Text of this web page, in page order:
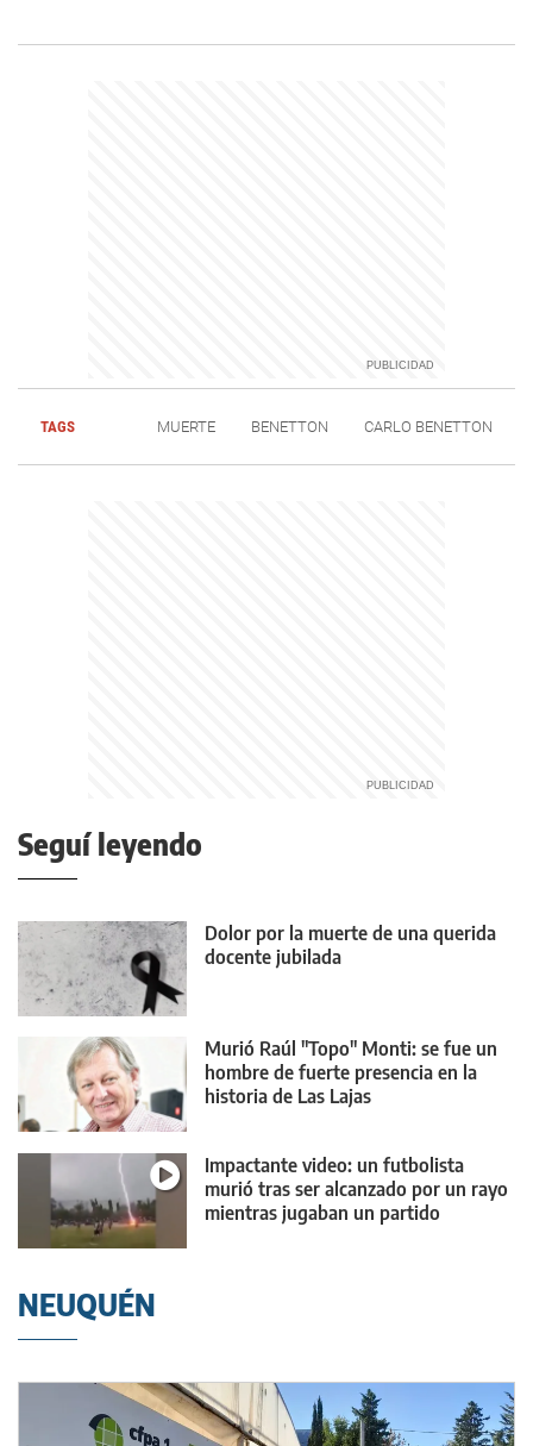
TAGS MUERTE BENETTON CARLO BENETTON
Seguí leyendo
Dolor por la muerte de una querida
docente jubilada
Murió Raúl "Topo" Monti: se fue un
hombre de fuerte presencia en la
historia de Las Lajas
Impactante video: un futbolista
murió tras ser alcanzado por un rayo
mientras jugaban un partido
NEUQUÉN